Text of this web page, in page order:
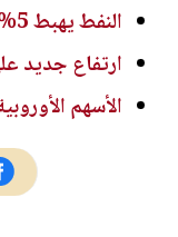
النفط يهبط 5% إلى 79.36 دولارا للبرميل
ارتفاع جديد
الأسهم